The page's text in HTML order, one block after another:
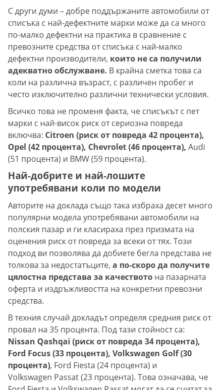
С други думи – добре поддържаните автомобили от
списъка с най-дефектните марки може да са много
по-малко дефектни на практика в сравнение с
превозните средства от списъка с най-малко
дефектни производители, които не са получили
адекватно обслужване. В крайна сметка това са
коли на различна възраст, с различен пробег и
често изключително различни технически условия.
Всичко това не променя факта, че списъкът с пет
марки с най-висок риск от сериозна повреда
включва: Citroen (риск от повреда 42 процента),
Opel (42 процента), Chevrolet (46 процента), Audi
(51 процента) и BMW (59 процента).
Най-добрите и най-лошите
употребявани коли по модели
Авторите на доклада също така избраха десет много
популярни модела употребявани автомобили на
полския пазар и ги класираха през призмата на
оценения риск от повреда за всеки от тях. Този
подход ви позволява да добиете бегла представа не
толкова за недостатъците, а по-скоро да получите
цялостна представа за качеството на пазарната
оферта и издръжливостта на конкретни превозни
средства.
В техния случай докладът определя средния риск от
провал на 35 процента. Под тази стойност са:
Nissan Qashqai (риск от повреда 34 процента),
Ford Focus (33 процента), Volkswagen Golf (30
процента), Ford Fiesta (24 процента) и
Volkswagen Passat (23 процента). Това означава, че